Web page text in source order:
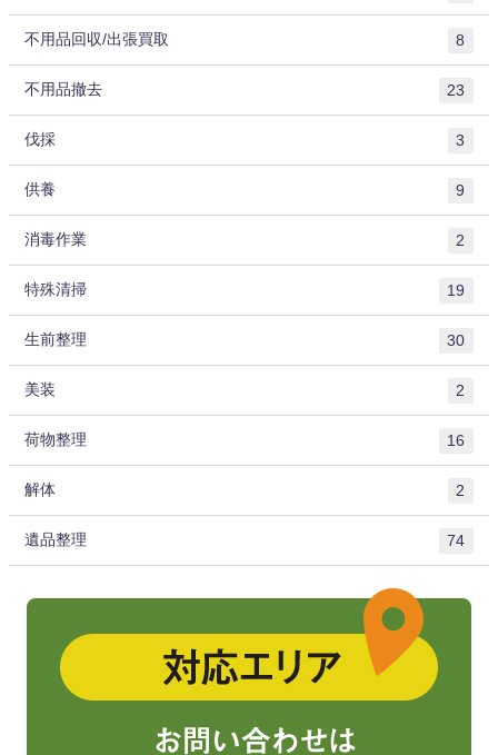
不用品回収/出張買取 8
不用品撤去 23
伐採 3
供養 9
消毒作業 2
特殊清掃 19
生前整理 30
美装 2
荷物整理 16
解体 2
遺品整理 74